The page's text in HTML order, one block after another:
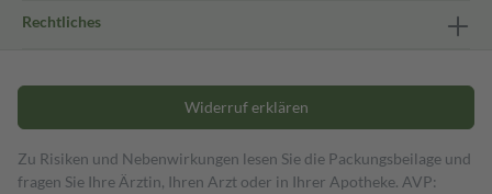
Rechtliches
Widerruf erklären
Zu Risiken und Nebenwirkungen lesen Sie die Packungsbeilage und
fragen Sie Ihre Ärztin, Ihren Arzt oder in Ihrer Apotheke. AVP: